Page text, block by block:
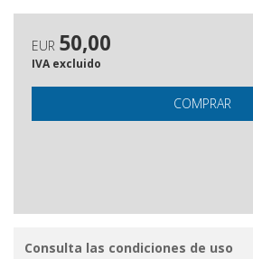
EUR 50,00
IVA excluido
COMPRAR
Consulta las condiciones de uso